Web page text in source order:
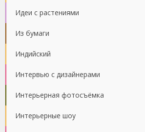
Идеи с растениями
Из бумаги
Индийский
Интервью с дизайнерами
Интерьерная фотосъёмка
Интерьерные шоу